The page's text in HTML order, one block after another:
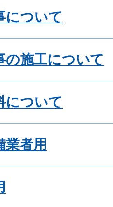
について
の施工について
について
業者用